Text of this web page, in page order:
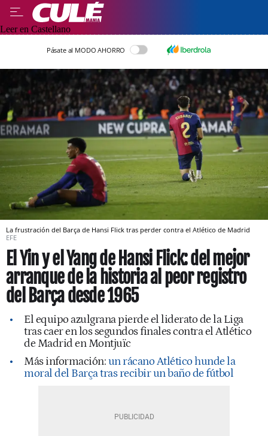
Leer en Castellano
Pásate al MODO AHORRO
La frustración del Barça de Hansi Flick tras perder contra el Atlético de Madrid
EFE
El Yin y el Yang de Hansi Flick: del mejor
arranque de la historia al peor registro
del Barça desde 1965
El equipo azulgrana pierde el liderato de la Liga
tras caer en los segundos finales contra el Atlético
de Madrid en Montjuïc
Más información:un rácano Atlético hunde la
moral del Barça tras recibir un baño de fútbol